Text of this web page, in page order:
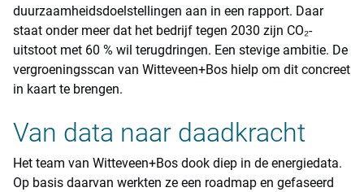
duurzaamheidsdoelstellingen aan in een rapport. Daar
staat onder meer dat het bedrijf tegen 2030 zijn CO₂-
uitstoot met 60 % wil terugdringen. Een stevige ambitie. De
vergroeningsscan van Witteveen+Bos hielp om dit concreet
in kaart te brengen.
Van data naar daadkracht
Het team van Witteveen+Bos dook diep in de energiedata.
Op basis daarvan werkten ze een roadmap en gefaseerd